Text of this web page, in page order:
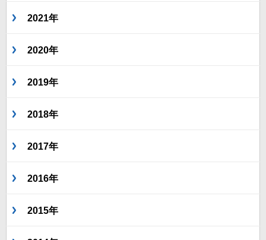
2021年
2020年
2019年
2018年
2017年
2016年
2015年